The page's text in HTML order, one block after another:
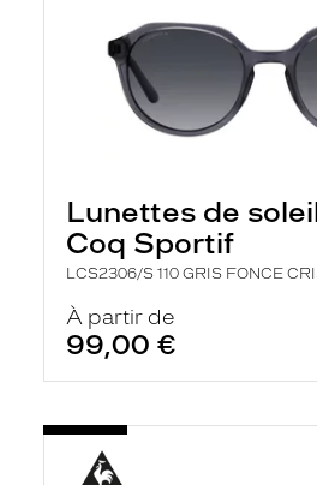
Lunettes de
Coq Sportif
LCS2306/S 110 GRIS FONCE
À partir de
99,00 €